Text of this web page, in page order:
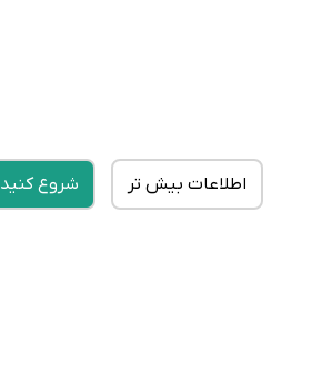
اطلاعات بیش تر شروع کنید